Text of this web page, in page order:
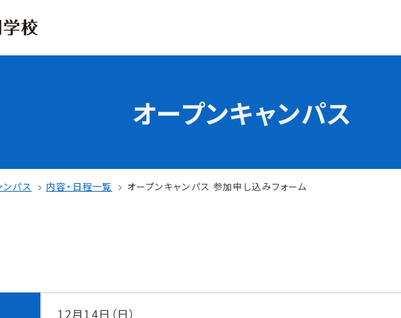
指定校推薦入試
一般入試
学校の特長
サマーチャレンジ実習
オープンキャンパス
ンパス 内容・日程一覧 オープンキャンパス 参加申し込みフォーム
12月14日（日）